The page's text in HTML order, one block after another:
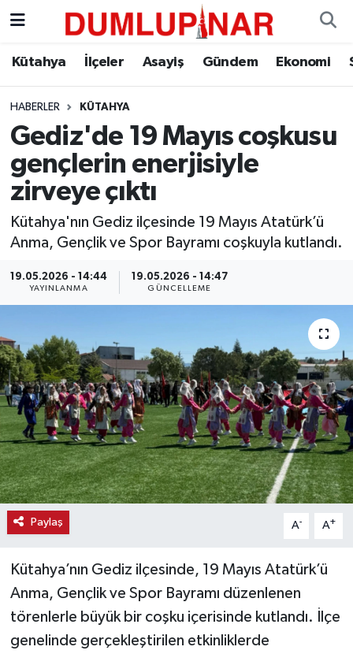
Kütahya İlçeler Asayiş Gündem Ekonomi
HABERLER KÜTAHYA
Gediz'de 19 Mayıs coşkusu
gençlerin enerjisiyle
zirveye çıktı
Kütahya'nın Gediz ilçesinde 19 Mayıs Atatürk’ü
Anma, Gençlik ve Spor Bayramı coşkuyla kutlandı.
19.05.2026 - 14:44
YAYINLANMA
19.05.2026 - 14:47
GÜNCELLEME
Paylaş A- A+
Kütahya’nın Gediz ilçesinde, 19 Mayıs Atatürk’ü
Anma, Gençlik ve Spor Bayramı düzenlenen
törenlerle büyük bir coşku içerisinde kutlandı. İlçe
genelinde gerçekleştirilen etkinliklerde
Asayiş
Diğer
Dünya
Eğitim
Ekonomi
Gündem
Haber
Haber İlanlar
Kültür-Sanat
Magazin
Sağlık
Seri İlan
Kütahya Hava Durumu
Kütahya Trafik Yoğunluk Haritası
Süper Lig Puan Durumu ve Fikstür
Tüm Manşetler
Son Dakika Haberleri